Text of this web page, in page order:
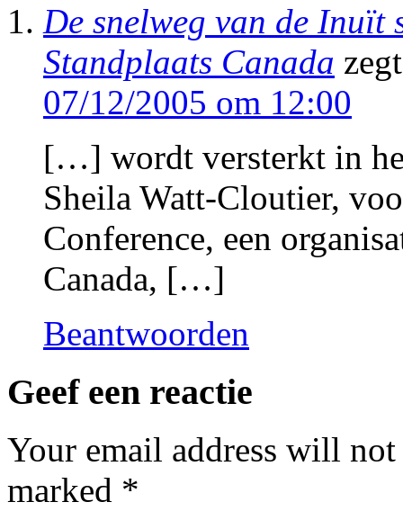
De snelweg van de
Standplaats Canada
07/12/2005 om 12:00
[…] wordt versterkt in
Sheila Watt-Cloutier,
Conference, een
Canada, […]
Beantwoorden
Geef een reactie
Your email address will
marked *